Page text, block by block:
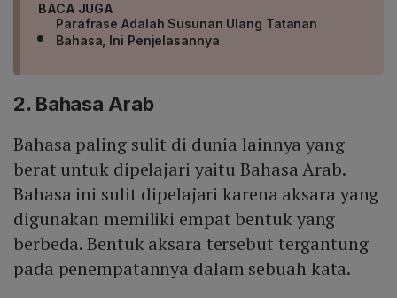
BACA JUGA
Parafrase Adalah Susunan Ulang Tatanan
Bahasa, Ini Penjelasannya
2. Bahasa Arab
Bahasa paling sulit di dunia lainnya yang
berat untuk dipelajari yaitu Bahasa Arab.
Bahasa ini sulit dipelajari karena aksara yang
digunakan memiliki empat bentuk yang
berbeda. Bentuk aksara tersebut tergantung
pada penempatannya dalam sebuah kata.